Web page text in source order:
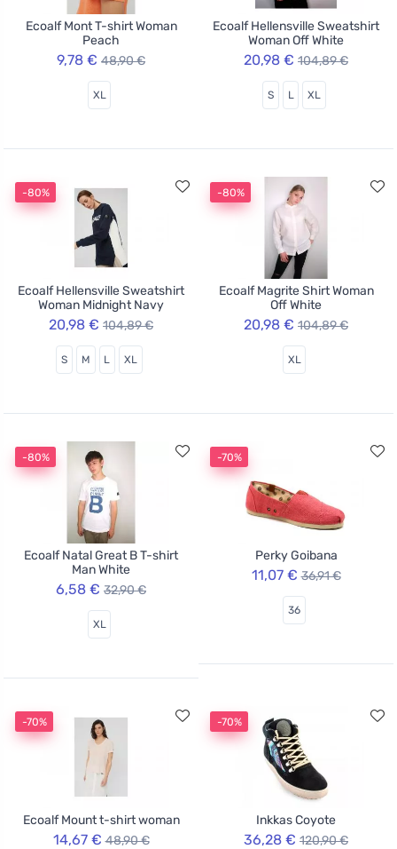
Ecoalf Mont T-shirt Woman
Peach
9,78 € 48,90 €
XL
Ecoalf Hellensville Sweatshirt
Woman Off White
20,98 € 104,89 €
S L XL
-80%
Ecoalf Hellensville Sweatshirt
Woman Midnight Navy
20,98 € 104,89 €
S M L XL
-80%
Ecoalf Magrite Shirt Woman
Off White
20,98 € 104,89 €
XL
-80%
Ecoalf Natal Great B T-shirt
Man White
6,58 € 32,90 €
XL
-70%
Perky Goibana
11,07 € 36,91 €
36
-70%
Ecoalf Mount t-shirt woman
14,67 € 48,90 €
-70%
Inkkas Coyote
36,28 € 120,90 €